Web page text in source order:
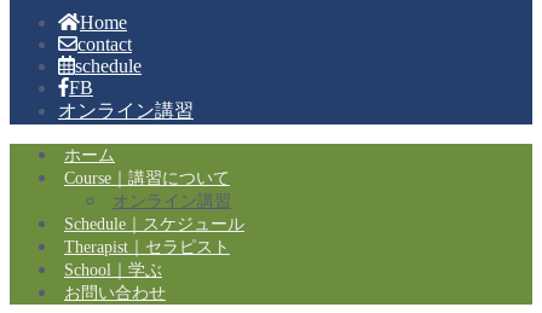
Home
contact
schedule
FB
オンライン講習
ホーム
Course｜講習について
オンライン講習
Schedule｜スケジュール
Therapist｜セラピスト
School｜学ぶ
お問い合わせ